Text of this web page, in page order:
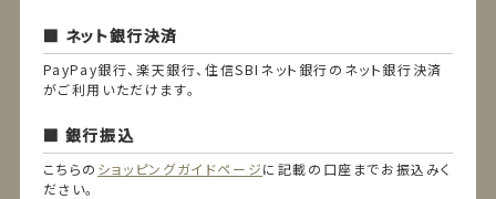
ネット銀行決済
PayPay銀行、楽天銀行、住信SBIネット銀行のネット銀行決済
がご利用いただけます。
銀行振込
こちらの ショッピングガイドページに記載の口座までお振込みく
ださい。